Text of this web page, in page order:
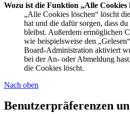
Wozu ist die Funktion „Alle Cookies
„Alle Cookies löschen“ löscht
hat und die dafür sorgen, dass
bleibst. Außerdem ermöglichen
wie beispielsweise den
Board-Administration aktiviert
bei der An- oder Abmeldung
die Cookies löscht.
Nach oben
Benutzerpräferenzen